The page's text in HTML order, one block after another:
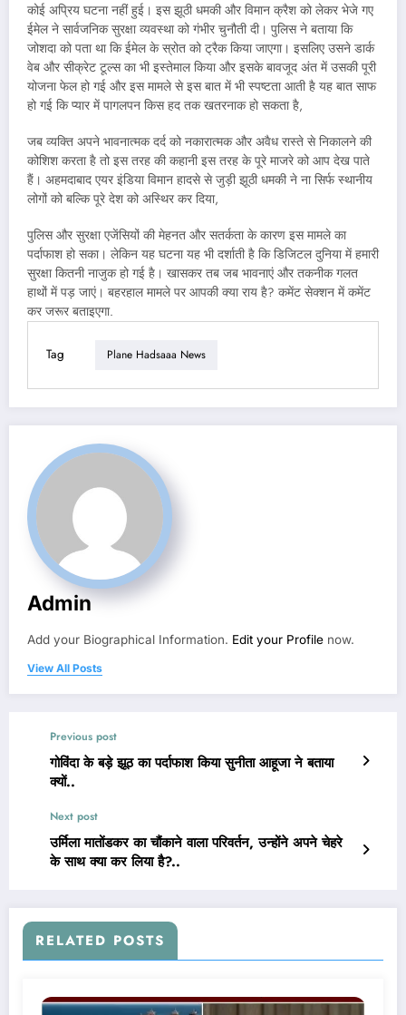
कोई अप्रिय घटना नहीं हुई। इस झूठी धमकी और विमान क्रैश को लेकर भेजे गए
ईमेल ने सार्वजनिक सुरक्षा व्यवस्था को गंभीर चुनौती दी। पुलिस ने बताया कि
जोशदा को पता था कि ईमेल के स्रोत को ट्रैक किया जाएगा। इसलिए उसने डार्क
वेब और सीक्रेट टूल्स का भी इस्तेमाल किया और इसके बावजूद अंत में उसकी पूरी
योजना फेल हो गई और इस मामले से इस बात में भी स्पष्टता आती है यह बात साफ
हो गई कि प्यार में पागलपन किस हद तक खतरनाक हो सकता है,
जब व्यक्ति अपने भावनात्मक दर्द को नकारात्मक और अवैध रास्ते से निकालने की
कोशिश करता है तो इस तरह की कहानी इस तरह के पूरे माजरे को आप देख पाते
हैं। अहमदाबाद एयर इंडिया विमान हादसे से जुड़ी झूठी धमकी ने ना सिर्फ स्थानीय
लोगों को बल्कि पूरे देश को अस्थिर कर दिया,
पुलिस और सुरक्षा एजेंसियों की मेहनत और सतर्कता के कारण इस मामले का
पर्दाफाश हो सका। लेकिन यह घटना यह भी दर्शाती है कि डिजिटल दुनिया में हमारी
सुरक्षा कितनी नाजुक हो गई है। खासकर तब जब भावनाएं और तकनीक गलत
हाथों में पड़ जाएं। बहरहाल मामले पर आपकी क्या राय है? कमेंट सेक्शन में कमेंट
कर जरूर बताइएगा.
Tag Plane Hadsaaa News
Admin
Add your Biographical Information. Edit your Profile now.
View All Posts
Previous post
गोविंदा के बड़े झूठ का पर्दाफाश किया सुनीता आहूजा ने बताया
क्यों..
Next post
उर्मिला मातोंडकर का चौंकाने वाला परिवर्तन, उन्होंने अपने चेहरे
के साथ क्या कर लिया है?..
RELATED POSTS